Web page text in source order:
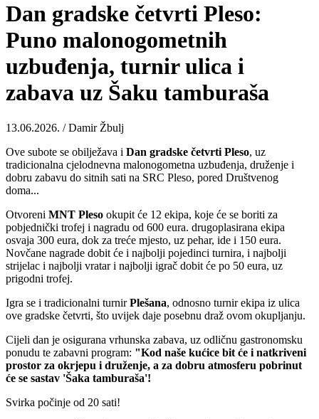
Dan gradske četvrti Pleso:
Puno malonogometnih
uzbuđenja, turnir ulica i
zabava uz Šaku tamburaša
13.06.2026. / Damir Žbulj
Ove subote se obilježava i Dan gradske četvrti Pleso, uz
tradicionalna cjelodnevna malonogometna uzbuđenja, druženje i
dobru zabavu do sitnih sati na SRC Pleso, pored Društvenog
doma...
Otvoreni MNT Pleso okupit će 12 ekipa, koje će se boriti za
pobjednički trofej i nagradu od 600 eura. drugoplasirana ekipa
osvaja 300 eura, dok za treće mjesto, uz pehar, ide i 150 eura.
Novčane nagrade dobit će i najbolji pojedinci turnira, i najbolji
strijelac i najbolji vratar i najbolji igrač dobit će po 50 eura, uz
prigodni trofej.
Igra se i tradicionalni turnirPlešana, odnosno turnir ekipa iz ulica
ove gradske četvrti, što uvijek daje posebnu draž ovom okupljanju.
Cijeli dan je osigurana vrhunska zabava, uz odličnu gastronomsku
ponudu te zabavni program: "Kod naše kućice bit će i natkriveni
prostor za okrjepu i druženje, a za dobru atmosferu pobrinut
će se sastav 'Šaka tamburaša'!
Svirka počinje od 20 sati!